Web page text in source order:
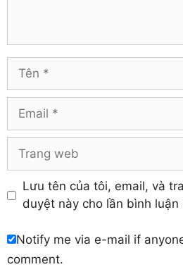
Hòa Bình
Hậu Giang
Hưng Yên
Khánh Hòa
Tên
Email
Trang
Lưu tên của tôi, email, và
duyệt này cho lần bình luận
Notify me via e-mail if
comment.